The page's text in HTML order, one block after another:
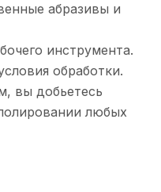
абразивы и
инструмента.
обработки.
вы добьетесь
любых